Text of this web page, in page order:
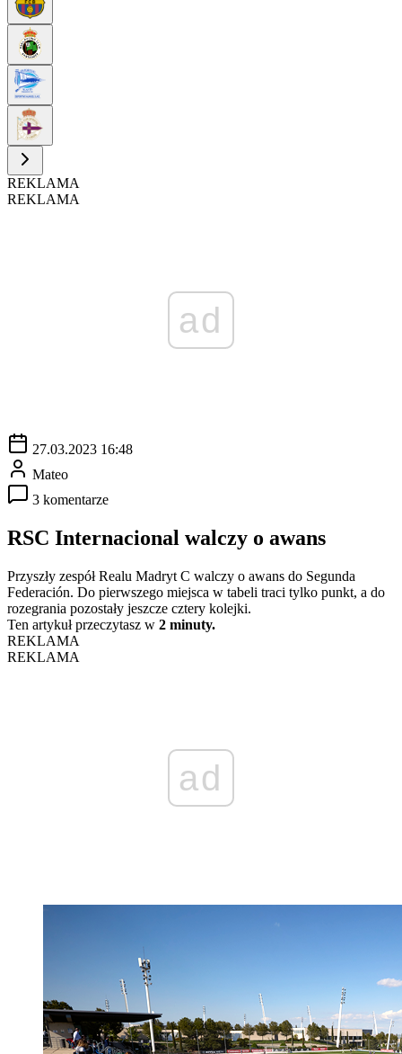
REKLAMA
REKLAMA
ad
27.03.2023 16:48
Mateo
3 komentarze
RSC Internacional walczy o awans
Przyszły zespół Realu Madryt C walczy o awans do Segunda
Federación. Do pierwszego miejsca w tabeli traci tylko punkt, a do
rozegrania pozostały jeszcze cztery kolejki.
Ten artykuł przeczytasz w 2 minuty.
REKLAMA
REKLAMA
ad